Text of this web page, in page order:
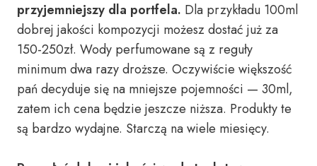
przyjemniejszy dla portfela. Dla przykładu 100ml
dobrej jakości kompozycji możesz dostać już za
150-250zł. Wody perfumowane są z reguły
minimum dwa razy droższe. Oczywiście większość
pań decyduje się na mniejsze pojemności — 30ml,
zatem ich cena będzie jeszcze niższa. Produkty te
są bardzo wydajne. Starczą na wiele miesięcy.